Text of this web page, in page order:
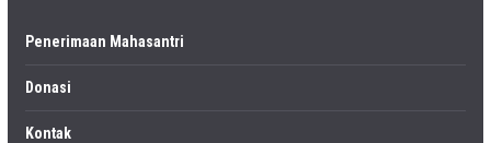
Penerimaan Mahasantri
Donasi
Kontak